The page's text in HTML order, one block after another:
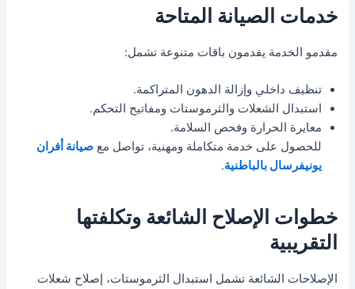
خدمات الصيانة المتاحة
مقدمو الخدمة يقدمون باقات متنوعة تشمل:
تنظيف داخلي وإزالة الدهون المتراكمة.
استبدال الشعلات والثرموستات ومفاتيح التحكم.
معايرة الحرارة وفحص السلامة.
للحصول على خدمة متكاملة ومهنية، تواصل معصيانة أفران
يونيفرسال بالباطنية.
خطوات الإصلاح الشائعة وتكلفتها
التقريبية
الإصلاحات الشائعة تشمل استبدال الثرموستات، إصلاح شعلات